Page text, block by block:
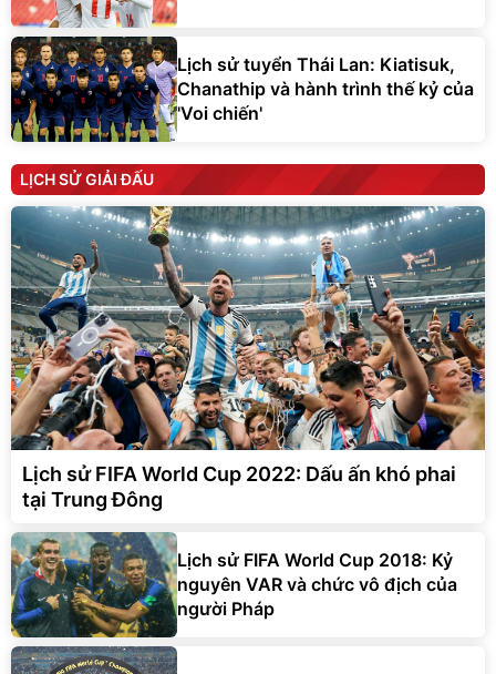
Lịch sử tuyển Thái Lan: Kiatisuk,
Chanathip và hành trình thế kỷ của
'Voi chiến'
LỊCH SỬ GIẢI ĐẤU
Lịch sử FIFA World Cup 2022: Dấu ấn khó phai
tại Trung Đông
Lịch sử FIFA World Cup 2018: Kỷ
nguyên VAR và chức vô địch của
người Pháp